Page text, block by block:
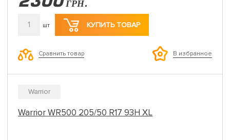
ГРН.
1 шт КУПИТЬ ТОВАР
Сравнить товар В избранное
Warrior
Warrior WR500 205/50 R17 93H XL